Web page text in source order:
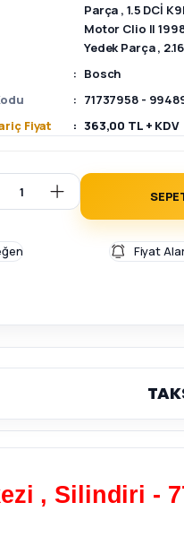
Parça , 1.5 DCİ
Motor Clio II
Yedek Parça,
Bosch
71737958 -
Fiyat
363,00 TL + KDV
Fiyat
, Silindiri -